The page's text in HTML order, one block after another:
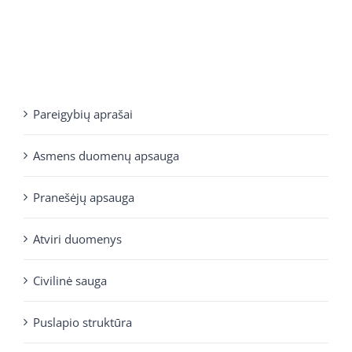
Pareigybių aprašai
Asmens duomenų apsauga
Pranešėjų apsauga
Atviri duomenys
Civilinė sauga
Puslapio struktūra